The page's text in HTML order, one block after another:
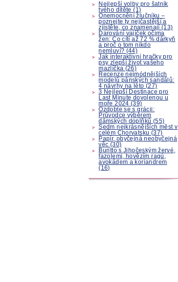
Nejlepší volby pro šatník
tvého dítěte (1)
Onemocnění žlučníku –
poznejte ty nejčastější a
zjistěte, co znamenají (13)
Darování vajíček očima
žen: Co cítí až 72 % dárkyň
a proč o tom nikdo
nemluví? (44)
Jak interaktivní hračky pro
psy zlepší život vašeho
mazlíčka (26)
Recenze nejmódnějších
modelů pánských sandálů:
4 návrhy na léto (27)
3 Nejlepší Destinace pro
Last Minute dovolenou u
moře 2024 (39)
Ozdobte se s grácii:
Průvodce výběrem
dámských doplňků (55)
Sedm nejkrásnějších měst v
celém Chorvatsku (37)
Papír, obyčejná neobyčejná
věc (30)
Buritto s Jihočeským žervé,
fazolemi, hovězím ragú,
avokádem a koriandrem
(16)